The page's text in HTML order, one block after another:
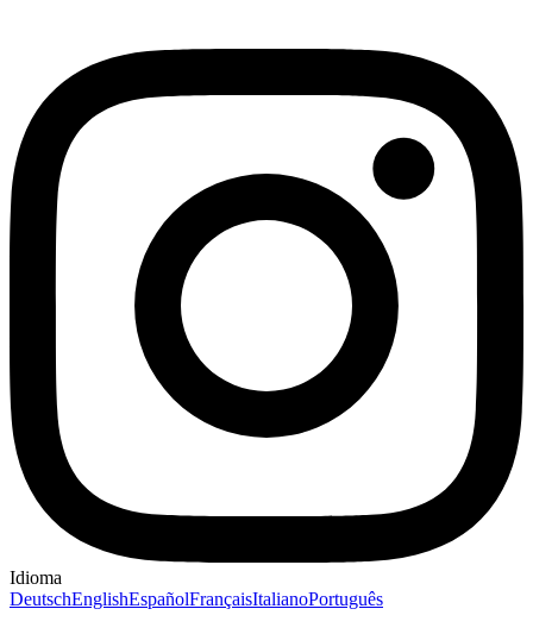
Idioma
DeutschEnglishEspañolFrançaisItalianoPortuguês